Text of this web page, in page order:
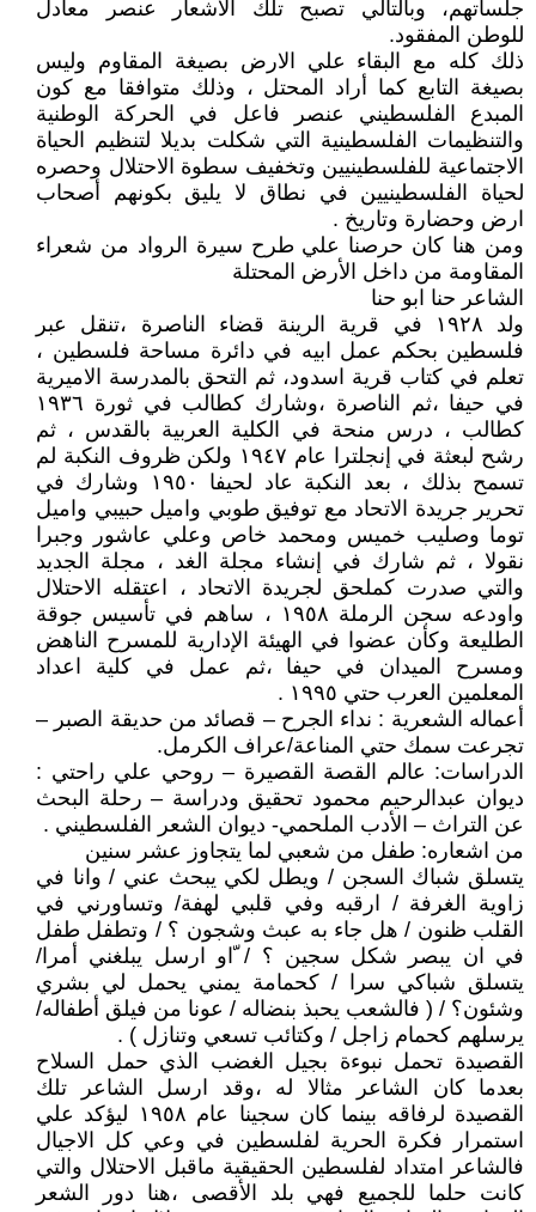
جلساتهم، وبالتالي تصبح تلك الأشعار عنصر معادل
للوطن المفقود.
ذلك كله مع البقاء علي الارض بصيغة المقاوم وليس
بصيغة التابع كما أراد المحتل ، وذلك متوافقا مع كون
المبدع الفلسطيني عنصر فاعل في الحركة الوطنية
والتنظيمات الفلسطينية التي شكلت بديلا لتنظيم الحياة
الاجتماعية للفلسطينيين وتخفيف سطوة الاحتلال وحصره
لحياة الفلسطينيين في نطاق لا يليق بكونهم أصحاب
ارض وحضارة وتاريخ .
ومن هنا كان حرصنا علي طرح سيرة الرواد من شعراء
المقاومة من داخل الأرض المحتلة
الشاعر حنا ابو حنا
ولد ١٩٢٨ في قرية الرينة قضاء الناصرة ،تنقل عبر
فلسطين بحكم عمل ابيه في دائرة مساحة فلسطين ،
تعلم في كتاب قرية اسدود، ثم التحق بالمدرسة الاميرية
في حيفا ،ثم الناصرة ،وشارك كطالب في ثورة ١٩٣٦
كطالب ، درس منحة في الكلية العربية بالقدس ، ثم
رشح لبعثة في إنجلترا عام ١٩٤٧ ولكن ظروف النكبة لم
تسمح بذلك ، بعد النكبة عاد لحيفا ١٩٥٠ وشارك في
تحرير جريدة الاتحاد مع توفيق طوبي واميل حبيبي واميل
توما وصليب خميس ومحمد خاص وعلي عاشور وجبرا
نقولا ، ثم شارك في إنشاء مجلة الغد ، مجلة الجديد
والتي صدرت كملحق لجريدة الاتحاد ، اعتقله الاحتلال
واودعه سجن الرملة ١٩٥٨ ، ساهم في تأسيس جوقة
الطليعة وكأن عضوا في الهيئة الإدارية للمسرح الناهض
ومسرح الميدان في حيفا ،ثم عمل في كلية اعداد
المعلمين العرب حتي ١٩٩٥ .
أعماله الشعرية : نداء الجرح – قصائد من حديقة الصبر –
تجرعت سمك حتي المناعة/عراف الكرمل.
الدراسات: عالم القصة القصيرة – روحي علي راحتي :
ديوان عبدالرحيم محمود تحقيق ودراسة – رحلة البحث
عن التراث – الأدب الملحمي- ديوان الشعر الفلسطيني .
من اشعاره: طفل من شعبي لما يتجاوز عشر سنين
يتسلق شباك السجن / ويطل لكي يبحث عني / وانا في
زاوية الغرفة / ارقبه وفي قلبي لهفة/ وتساورني في
القلب ظنون / هل جاء به عبث وشجون ؟ / وتطفل طفل
في ان يبصر شكل سجين ؟ / ّاو ارسل يبلغني أمرا/
يتسلق شباكي سرا / كحمامة يمني يحمل لي بشري
وشئون؟ / ( فالشعب يحبذ بنضاله / عونا من فيلق أطفاله/
يرسلهم كحمام زاجل / وكتائب تسعي وتنازل ) .
القصيدة تحمل نبوءة بجيل الغضب الذي حمل السلاح
بعدما كان الشاعر مثالا له ،وقد ارسل الشاعر تلك
القصيدة لرفاقه بينما كان سجينا عام ١٩٥٨ ليؤكد علي
استمرار فكرة الحرية لفلسطين في وعي كل الاجيال
فالشاعر امتداد لفلسطين الحقيقية ماقبل الاحتلال والتي
كانت حلما للجميع فهي بلد الأقصى ،هنا دور الشعر